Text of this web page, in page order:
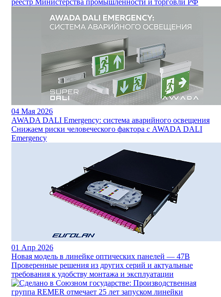
04 Мая 2026
AWADA DALI Emergency: система аварийного освещения
Снижаем риски человеческого фактора с AWADA DALI
Emergency
01 Апр 2026
Новая модель в линейке оптических панелей — 47B
Проверенные решения из других серий и актуальные
требования к удобству монтажа и эксплуатации